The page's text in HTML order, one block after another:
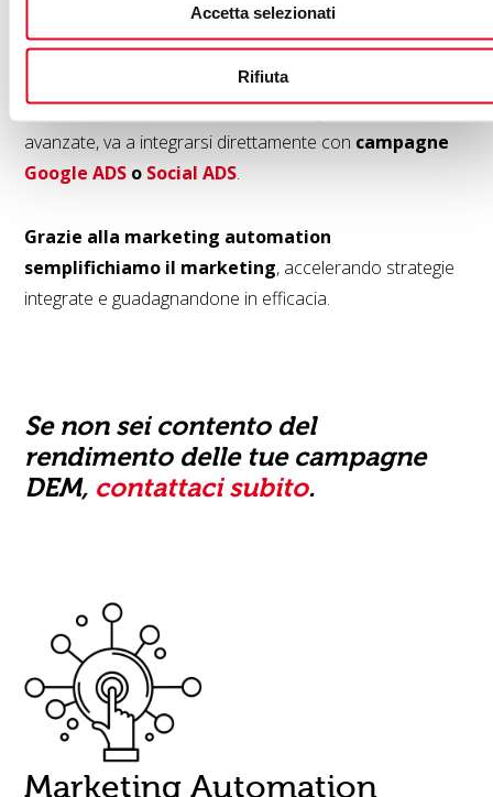
Accetta selezionati
Rifiuta
risiede in flussi ben più complessi.
In tal senso, l’invio automatico delle email rientra in
un’azione multicanale e, attraverso implementazioni
avanzate, va a integrarsi direttamente con campagne
Google ADS o Social ADS.
Grazie alla marketing automation
semplifichiamo il marketing, accelerando strategie
integrate e guadagnandone in efficacia.
Se non sei contento del
rendimento delle tue campagne
DEM, contattaci subito.
Marketing Automation